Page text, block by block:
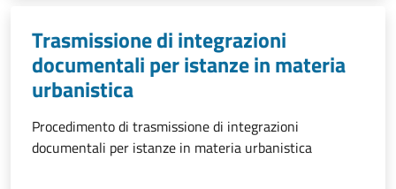
Trasmissione di integrazioni
documentali per istanze in materia
urbanistica
Procedimento di trasmissione di integrazioni
documentali per istanze in materia urbanistica